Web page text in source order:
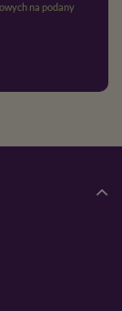
danych osobowych zgodnie z